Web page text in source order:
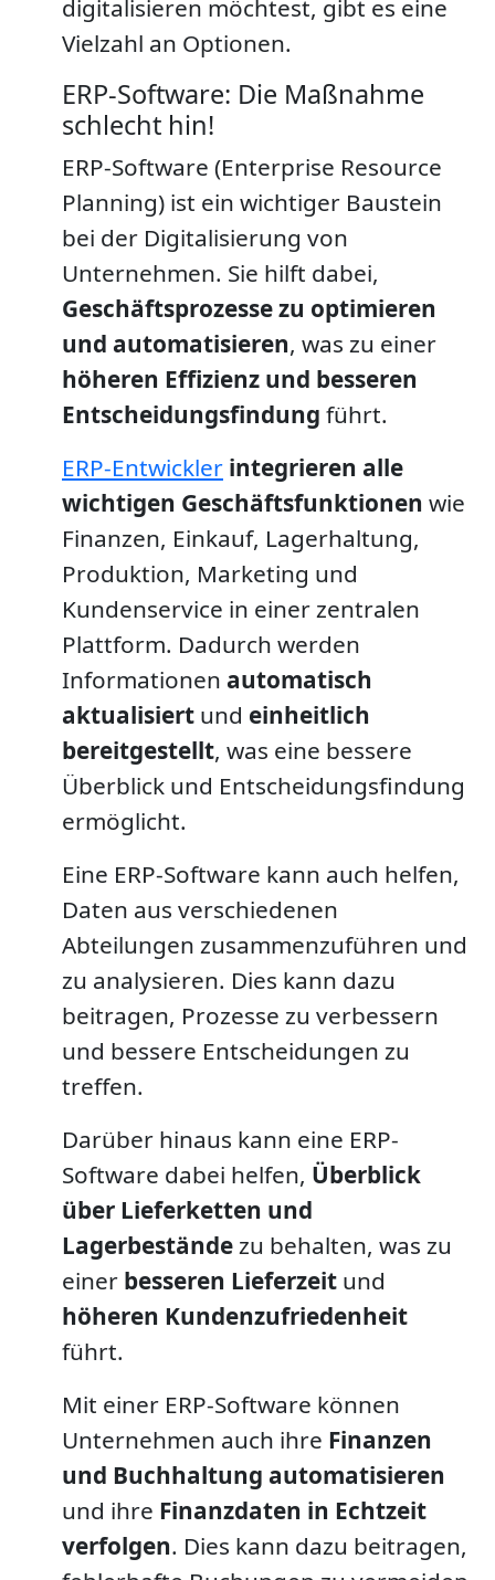
digitalisieren möchtest, gibt es eine
Vielzahl an Optionen.
ERP-Software: Die Maßnahme
schlecht hin!
ERP-Software (Enterprise Resource
Planning) ist ein wichtiger Baustein
bei der Digitalisierung von
Unternehmen. Sie hilft dabei,
Geschäftsprozesse zu optimieren
und automatisieren, was zu einer
höheren Effizienz und besseren
Entscheidungsfindung führt.
ERP-Entwickler integrieren alle
wichtigen Geschäftsfunktionen wie
Finanzen, Einkauf, Lagerhaltung,
Produktion, Marketing und
Kundenservice in einer zentralen
Plattform. Dadurch werden
Informationen automatisch
aktualisiert und einheitlich
bereitgestellt, was eine bessere
Überblick und Entscheidungsfindung
ermöglicht.
Eine ERP-Software kann auch helfen,
Daten aus verschiedenen
Abteilungen zusammenzuführen und
zu analysieren. Dies kann dazu
beitragen, Prozesse zu verbessern
und bessere Entscheidungen zu
treffen.
Darüber hinaus kann eine ERP-
Software dabei helfen, Überblick
über Lieferketten und
Lagerbeständezu behalten, was zu
einer besseren Lieferzeit und
höheren Kundenzufriedenheit
führt.
Mit einer ERP-Software können
Unternehmen auch ihre Finanzen
und Buchhaltung automatisieren
und ihre Finanzdaten in Echtzeit
verfolgen. Dies kann dazu beitragen,